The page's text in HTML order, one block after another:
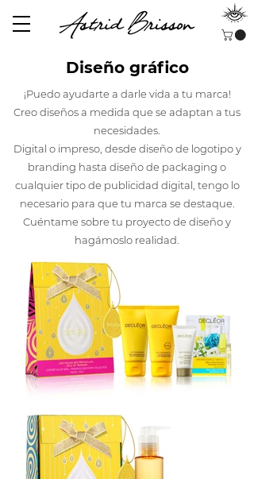
Diseño gráfico
¡Puedo ayudarte a darle vida a tu marca!
Creo diseños a medida que se adaptan a tus
necesidades.
Digital o impreso, desde diseño de logotipo y
branding hasta diseño de packaging o
cualquier tipo de publicidad digital, tengo lo
necesario para que tu marca se destaque.
Cuéntame sobre tu proyecto de diseño y
hagámoslo realidad.